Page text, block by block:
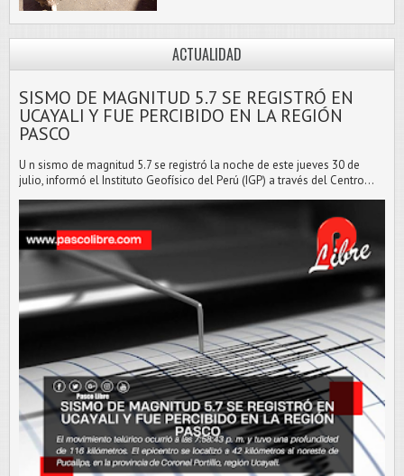
ACTUALIDAD
SISMO DE MAGNITUD 5.7 SE REGISTRÓ EN
UCAYALI Y FUE PERCIBIDO EN LA REGIÓN
PASCO
U n sismo de magnitud 5.7 se registró la noche de este jueves 30 de
julio, informó el Instituto Geofísico del Perú (IGP) a través del Centro...